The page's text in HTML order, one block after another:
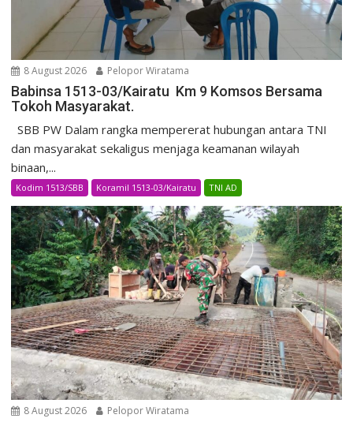
8 August 2026 Pelopor Wiratama
Babinsa 1513-03/Kairatu Km 9 Komsos Bersama
Tokoh Masyarakat.
SBB PW Dalam rangka mempererat hubungan antara TNI
dan masyarakat sekaligus menjaga keamanan wilayah
binaan,...
Kodim 1513/SBB Koramil 1513-03/Kairatu TNI AD
8 August 2026 Pelopor Wiratama